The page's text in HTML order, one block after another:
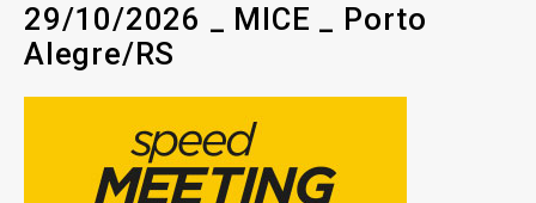
29/10/2026 _ MICE _ Porto
Alegre/RS